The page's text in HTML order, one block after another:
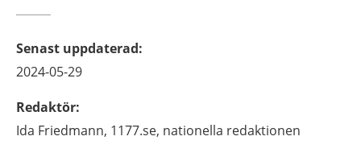
Senast uppdaterad:
2024-05-29
Redaktör:
Ida Friedmann, 1177.se, nationella redaktionen